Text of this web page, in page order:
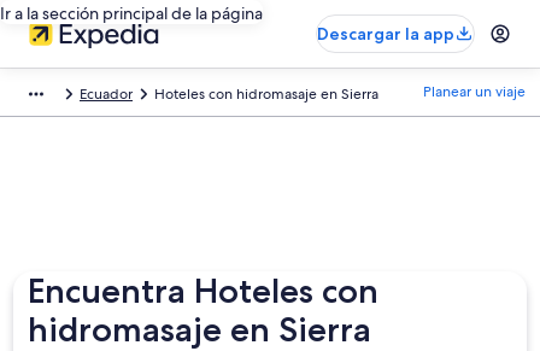
Ir a la sección principal de la página
Descargar la app
Ecuador Hoteles con hidromasaje en Sierra Planear un viaje
Encuentra Hoteles con
hidromasaje en Sierra